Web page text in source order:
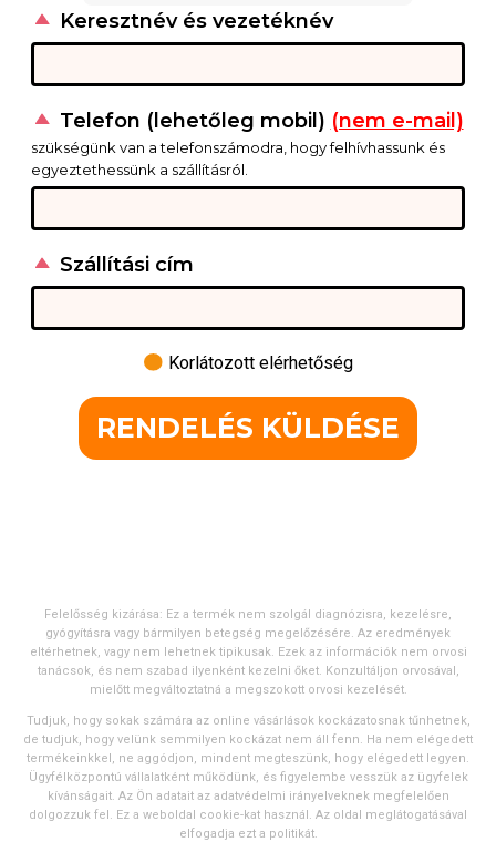
Keresztnév és vezetéknév
Telefon (lehetőleg mobil) (nem e-mail)
szükségünk van a telefonszámodra, hogy felhívhassunk és
egyeztethessünk a szállításról.
Szállítási cím
Korlátozott elérhetőség
RENDELÉS KÜLDÉSE
Felelősség kizárása: Ez a termék nem szolgál diagnózisra, kezelésre,
gyógyításra vagy bármilyen betegség megelőzésére. Az eredmények
eltérhetnek, vagy nem lehetnek tipikusak. Ezek az információk nem orvosi
tanácsok, és nem szabad ilyenként kezelni őket. Konzultáljon orvosával,
mielőtt megváltoztatná a megszokott orvosi kezelését.
Tudjuk, hogy sokak számára az online vásárlások kockázatosnak tűnhetnek,
de tudjuk, hogy velünk semmilyen kockázat nem áll fenn. Ha nem elégedett
termékeinkkel, ne aggódjon, mindent megteszünk, hogy elégedett legyen.
Ügyfélközpontú vállalatként működünk, és figyelembe vesszük az ügyfelek
kívánságait. Az Ön adatait az adatvédelmi irányelveknek megfelelően
dolgozzuk fel. Ez a weboldal cookie-kat használ. Az oldal meglátogatásával
elfogadja ezt a politikát.